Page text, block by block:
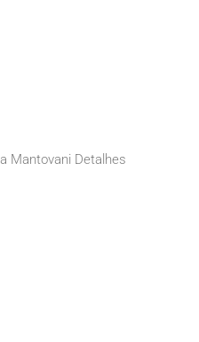
Mantovani Detalhes